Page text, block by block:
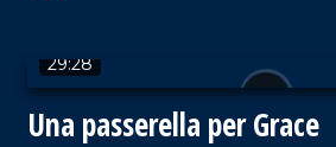
29:28
Una passerella per Grace